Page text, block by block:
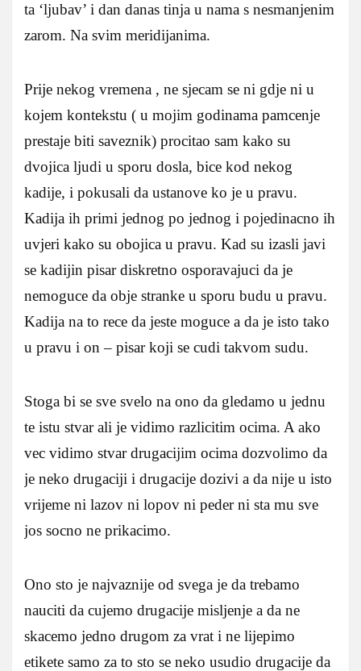
ta ‘ljubav’ i dan danas tinja u nama s nesmanjenim
zarom. Na svim meridijanima.
Prije nekog vremena , ne sjecam se ni gdje ni u
kojem kontekstu ( u mojim godinama pamcenje
prestaje biti saveznik) procitao sam kako su
dvojica ljudi u sporu dosla, bice kod nekog
kadije, i pokusali da ustanove ko je u pravu.
Kadija ih primi jednog po jednog i pojedinacno ih
uvjeri kako su obojica u pravu. Kad su izasli javi
se kadijin pisar diskretno osporavajuci da je
nemoguce da obje stranke u sporu budu u pravu.
Kadija na to rece da jeste moguce a da je isto tako
u pravu i on – pisar koji se cudi takvom sudu.
Stoga bi se sve svelo na ono da gledamo u jednu
te istu stvar ali je vidimo razlicitim ocima. A ako
vec vidimo stvar drugacijim ocima dozvolimo da
je neko drugaciji i drugacije dozivi a da nije u isto
vrijeme ni lazov ni lopov ni peder ni sta mu sve
jos socno ne prikacimo.
Ono sto je najvaznije od svega je da trebamo
nauciti da cujemo drugacije misljenje a da ne
skacemo jedno drugom za vrat i ne lijepimo
etikete samo za to sto se neko usudio drugacije da